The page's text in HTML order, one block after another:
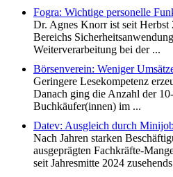
Fogra: Wichtige personelle
Dr. Agnes Knorr ist seit
Bereichs
Weiterverarbeitung bei der ...
Börsenverein: Weniger
Geringere Lesekompetenz
Danach ging die Anzahl der
Buchkäufer(innen) im ...
Datev: Ausgleich durch
Nach Jahren starken
ausgeprägten Fachkräfte-
seit Jahresmitte 2024